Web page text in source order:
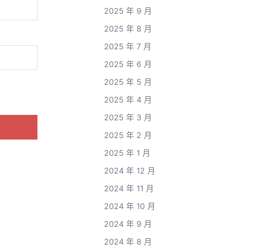
2025 年 9 月
2025 年 8 月
2025 年 7 月
2025 年 6 月
2025 年 5 月
2025 年 4 月
2025 年 3 月
2025 年 2 月
2025 年 1 月
2024 年 12 月
2024 年 11 月
2024 年 10 月
2024 年 9 月
2024 年 8 月